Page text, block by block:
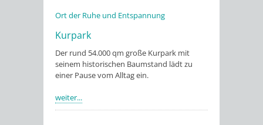
Ort der Ruhe und Entspannung
Kurpark
Der rund 54.000 qm große Kurpark mit
seinem historischen Baumstand lädt zu
einer Pause vom Alltag ein.
weiter...